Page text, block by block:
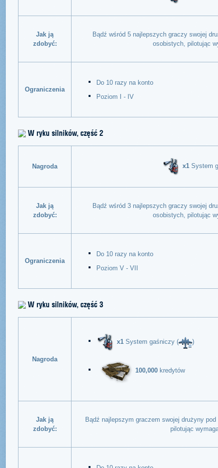
Jak ją
zdobyć:
Bądź wśród 5 najlepszych graczy swojej
osobistych, pilotując
Ograniczenia
Do 10 razy na konto
Poziom I - IV
W ryku silników, część 2
Nagroda x1 System
Jak ją
zdobyć:
Bądź wśród 3 najlepszych graczy swojej
osobistych, pilotując
Ograniczenia
Do 10 razy na konto
Poziom V - VII
W ryku silników, część 3
Nagroda
x1 System gaśniczy ( )
100,000 kredytów
Jak ją
zdobyć:
Bądź najlepszym graczem swojej drużyny
pilotując